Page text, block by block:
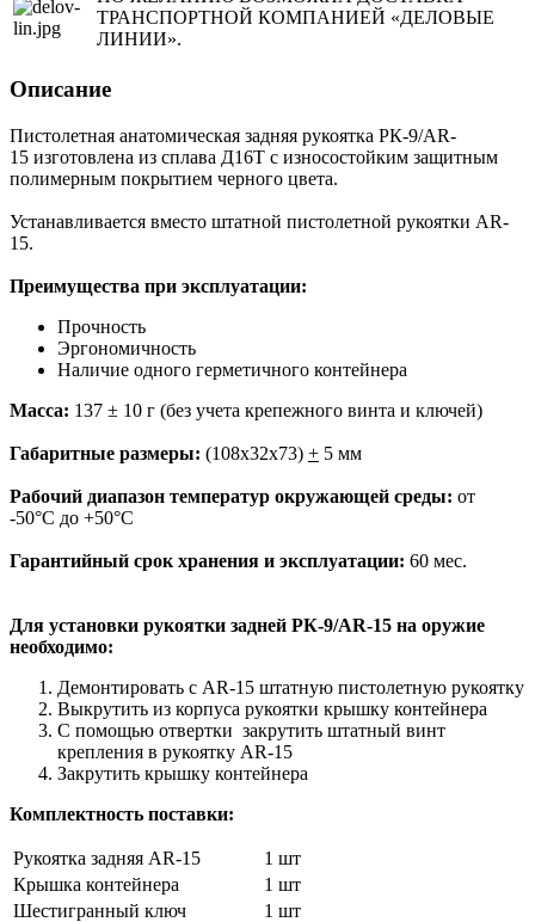
ТРАНСПОРТНОЙ КОМПАНИЕЙ «ДЕЛОВЫЕ
ЛИНИИ».
Описание
Пистолетная анатомическая задняя рукоятка РК-9/AR-
15 изготовлена из сплава Д16Т с износостойким защитным
полимерным покрытием черного цвета.
Устанавливается вместо штатной пистолетной рукоятки АR-
15.
Преимущества при эксплуатации:
Прочность
Эргономичность
Наличие одного герметичного контейнера
Масса: 137 ± 10 г (без учета крепежного винта и ключей)
Габаритные размеры: (108х32х73) + 5 мм
Рабочий диапазон температур окружающей среды: от
-50°С до +50°С
Гарантийный срок хранения и эксплуатации: 60 мес.
Для установки рукоятки задней РК-9/AR-15 на оружие
необходимо:
Демонтировать с AR-15 штатную пистолетную рукоятку
Выкрутить из корпуса рукоятки крышку контейнера
С помощью отвертки закрутить штатный винт
крепления в рукоятку AR-15
Закрутить крышку контейнера
Комплектность поставки:
Рукоятка задняя AR-15
1 шт
Крышка контейнера
1 шт
Шестигранный ключ
1 шт